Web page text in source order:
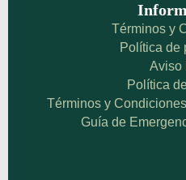
Términos y
Política de
Aviso
Política
Términos y
Guía de